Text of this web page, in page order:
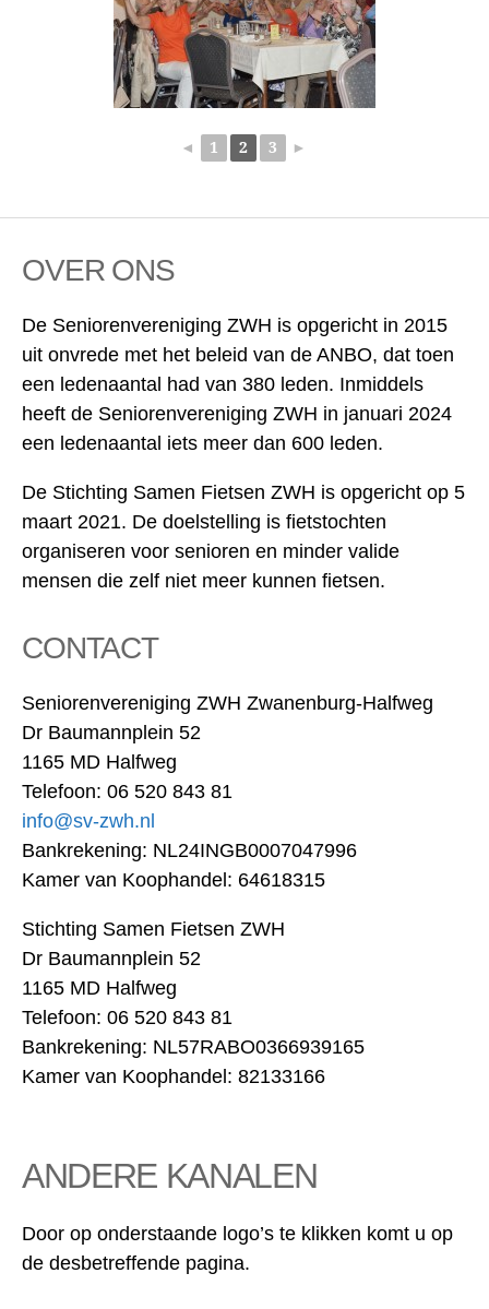
◄ 1 2 3 ►
OVER ONS
De Seniorenvereniging ZWH is opgericht in 2015
uit onvrede met het beleid van de ANBO, dat toen
een ledenaantal had van 380 leden. Inmiddels
heeft de Seniorenvereniging ZWH in januari 2024
een ledenaantal iets meer dan 600 leden.
De Stichting Samen Fietsen ZWH is opgericht op 5
maart 2021. De doelstelling is fietstochten
organiseren voor senioren en minder valide
mensen die zelf niet meer kunnen fietsen.
CONTACT
Seniorenvereniging ZWH Zwanenburg-Halfweg
Dr Baumannplein 52
1165 MD Halfweg
Telefoon: 06 520 843 81
info@sv-zwh.nl
Bankrekening: NL24INGB0007047996
Kamer van Koophandel: 64618315
Stichting Samen Fietsen ZWH
Dr Baumannplein 52
1165 MD Halfweg
Telefoon: 06 520 843 81
Bankrekening: NL57RABO0366939165
Kamer van Koophandel: 82133166
ANDERE KANALEN
Door op onderstaande logo’s te klikken komt u op
de desbetreffende pagina.